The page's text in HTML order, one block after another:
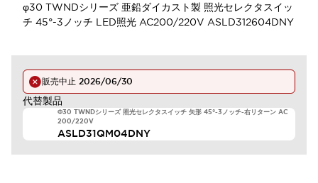
φ30 TWNDシリーズ 亜鉛ダイカスト製 照光セレクタスイッ
チ 45°-3ノッチ LED照光 AC200/220V ASLD312604DNY
販売中止 2026/06/30
代替製品
Φ30 TWNDシリーズ 照光セレクタスイッチ 矢形 45°-3ノッチ-右リターン AC
200/220V
ASLD31QM04DNY